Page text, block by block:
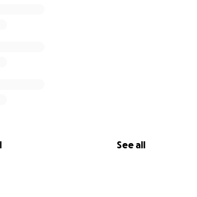
See all